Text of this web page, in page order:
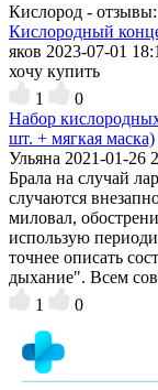
Кислород - отзывы:
Кислородный
яков 2023-07-01
хочу купить
1
0
Набор
шт. + мягкая маска)
Ульяна 2021-01-26
Брала на случай
случаются
миловал,
использую
точнее описать
дыхание". Всем
1
0